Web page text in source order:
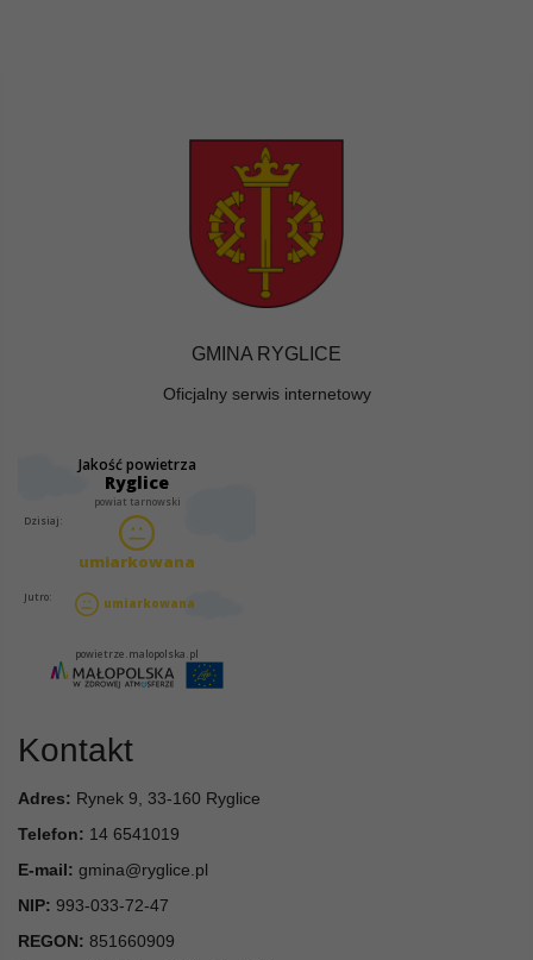
GMINA RYGLICE
Oficjalny serwis internetowy
Kontakt
Adres: Rynek 9, 33-160 Ryglice
Telefon: 14 6541019
E-mail: gmina@ryglice.pl
NIP: 993-033-72-47
REGON: 851660909